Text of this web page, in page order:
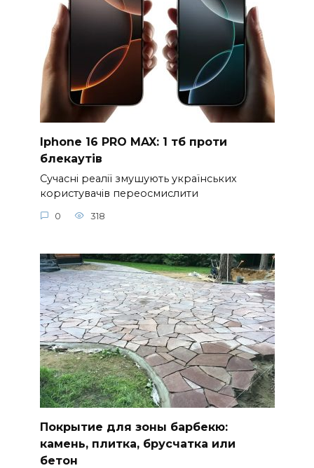
Iphone 16 PRO MAX: 1 тб проти
блекаутів
Сучасні реалії змушують українських
користувачів переосмислити
0 318
Покрытие для зоны барбекю:
камень, плитка, брусчатка или
бетон